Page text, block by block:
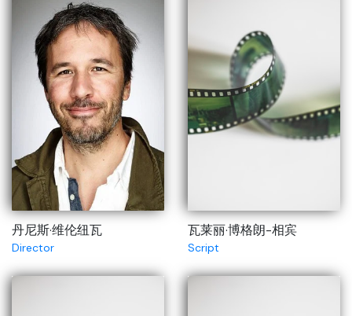
丹尼斯·维伦纽瓦
Director
瓦莱丽·博格朗-相宾
Script